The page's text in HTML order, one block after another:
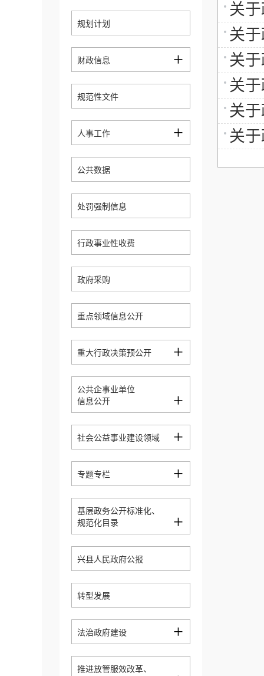
规划计划
财政信息 +
规范性文件
人事工作 +
公共数据
处罚强制信息
行政事业性收费
政府采购
重点领域信息公开
重大行政决策预公开 +
公共企事业单位
信息公开
+
社会公益事业建设领域 +
专题专栏 +
基层政务公开标准化、
规范化目录
+
兴县人民政府公报
转型发展
法治政府建设 +
推进放管服效改革、
关
关
关
关
关
关